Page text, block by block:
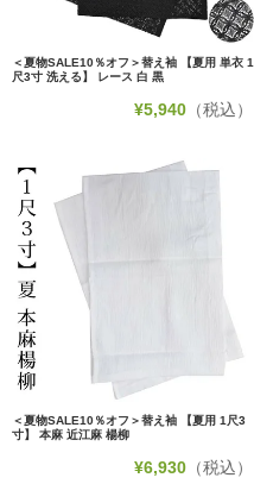
＜夏物SALE10％オフ＞替え袖 【夏用 単衣 1
尺3寸 洗える】 レース 白 黒
¥5,940 （税込）
＜夏物SALE10％オフ＞替え袖 【夏用 1尺3
寸】 本麻 近江麻 楊柳
¥6,930 （税込）